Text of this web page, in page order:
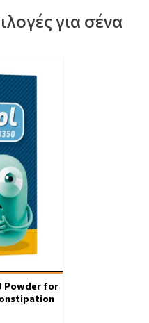
για σένα
Powder for